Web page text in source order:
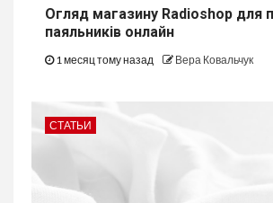
Огляд магазину Radioshop для
паяльників онлайн
1 месяц тому назад Вера Ковальчук
СТАТЬИ